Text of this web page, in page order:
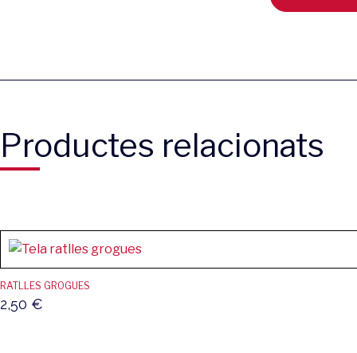
Productes relacionats
RATLLES GROGUES
2,50 €